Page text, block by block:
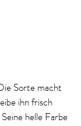
Sorte macht
ihn frisch
helle Farbe